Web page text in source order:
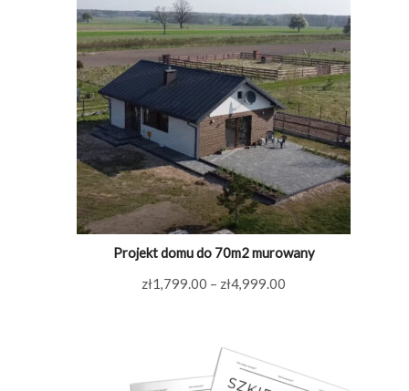
Projekt domu do 70m2 murowany
zł1,799.00 – zł4,999.00
do